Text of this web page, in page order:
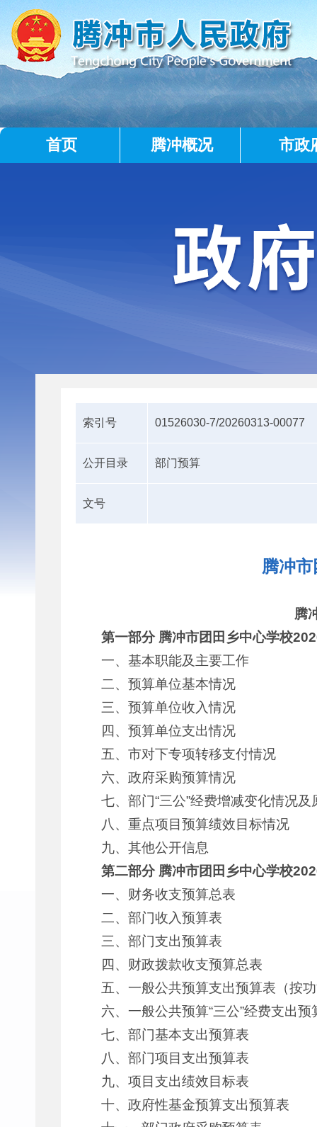
首页 腾冲概况 市政
索引号 01526030-7/20260313-00077
公开目录 部门预算
文号
腾冲
腾
第一部分 腾冲市团田乡中心学校
一、基本职能及主要工作
二、预算单位基本情况
三、预算单位收入情况
四、预算单位支出情况
五、市对下专项转移支付情况
六、政府采购预算情况
七、部门“三公”经费增减变化情况及
八、重点项目预算绩效目标情况
九、其他公开信息
第二部分 腾冲市团田乡中心学校
一、财务收支预算总表
二、部门收入预算表
三、部门支出预算表
四、财政拨款收支预算总表
五、一般公共预算支出预算表（按
六、一般公共预算“三公”经费支出预
七、部门基本支出预算表
八、部门项目支出预算表
九、项目支出绩效目标表
十、政府性基金预算支出预算表